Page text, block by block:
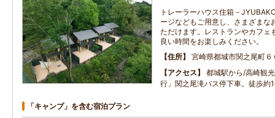
トレーラーハウス住箱－
ージなどもご用意し、さまざまな
ただけます。レストランやカフェ
良い時間をお楽しみください。
住所
宮崎県都城市関之尾町６
アクセス
都城駅から/高崎観
行」関之尾滝バス停下車。徒歩約
「キャンプ」を含む宿泊プラン